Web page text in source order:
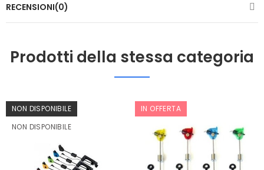
RECENSIONI(0)
Prodotti della stessa categoria
NON DISPONIBILE
NON DISPONIBILE
IN OFFERTA